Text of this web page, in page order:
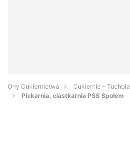
Orły Cukiernictwa
Cukiernie - Tuchola
Piekarnia, ciastkarnia PSS Społem